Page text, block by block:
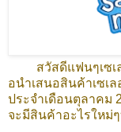
สวัสดีแฟนๆเซ
อนำเสนอสินค้าเซเ
ประจำเดือนตุลาคม
จะมีสินค้าอะไรใหม่